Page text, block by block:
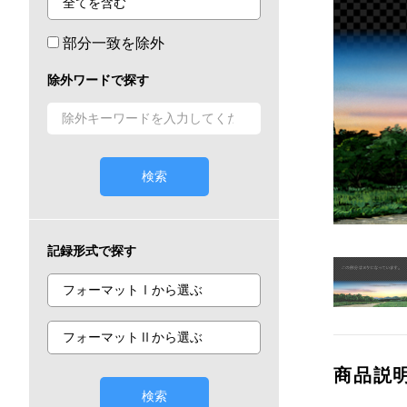
部分一致を除外
除外ワードで探す
検索
記録形式で探す
検索
商品説